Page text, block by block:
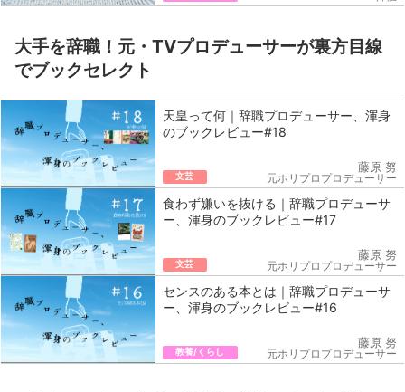
大手を辞職！元・TVプロデューサーが裏方目線
でブックセレクト
天皇って何｜辞職プロデューサー、渾身
のブックレビュー#18
文芸
藤原 努
元ホリプロプロデューサー
食わず嫌いを抜ける｜辞職プロデューサ
ー、渾身のブックレビュー#17
文芸
藤原 努
元ホリプロプロデューサー
センスのある本とは｜辞職プロデューサ
ー、渾身のブックレビュー#16
教養/くらし
藤原 努
元ホリプロプロデューサー